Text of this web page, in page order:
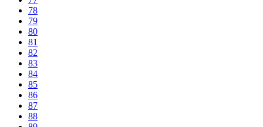
78
79
80
81
82
83
84
85
86
87
88